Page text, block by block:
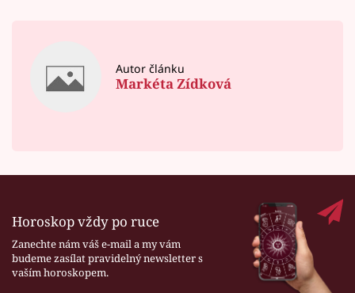
Autor článku
Markéta Zídková
Horoskop vždy po ruce
Zanechte nám váš e-mail a my vám
budeme zasílat pravidelný newsletter s
vaším horoskopem.